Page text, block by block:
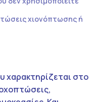
χιονόπτωσης ή
χαρακτηρίζεται στο